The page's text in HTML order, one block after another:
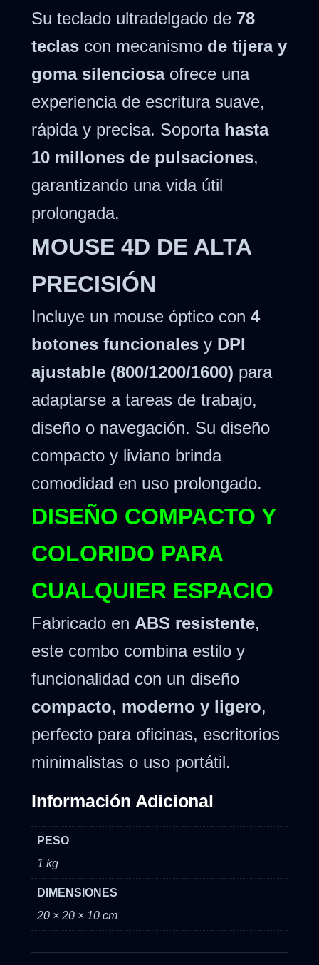
Su teclado ultradelgado de 78
teclas con mecanismo de tijera y
goma silenciosaofrece una
experiencia de escritura suave,
rápida y precisa. Soporta hasta
10 millones de pulsaciones,
garantizando una vida útil
prolongada.
MOUSE 4D DE ALTA
PRECISIÓN
Incluye un mouse óptico con 4
botones funcionales y DPI
ajustable (800/1200/1600) para
adaptarse a tareas de trabajo,
diseño o navegación. Su diseño
compacto y liviano brinda
comodidad en uso prolongado.
DISEÑO COMPACTO Y
COLORIDO PARA
CUALQUIER ESPACIO
Fabricado en ABS resistente,
este combo combina estilo y
funcionalidad con un diseño
compacto, moderno y ligero,
perfecto para oficinas, escritorios
minimalistas o uso portátil.
Información Adicional
PESO
1 kg
DIMENSIONES
20 × 20 × 10 cm